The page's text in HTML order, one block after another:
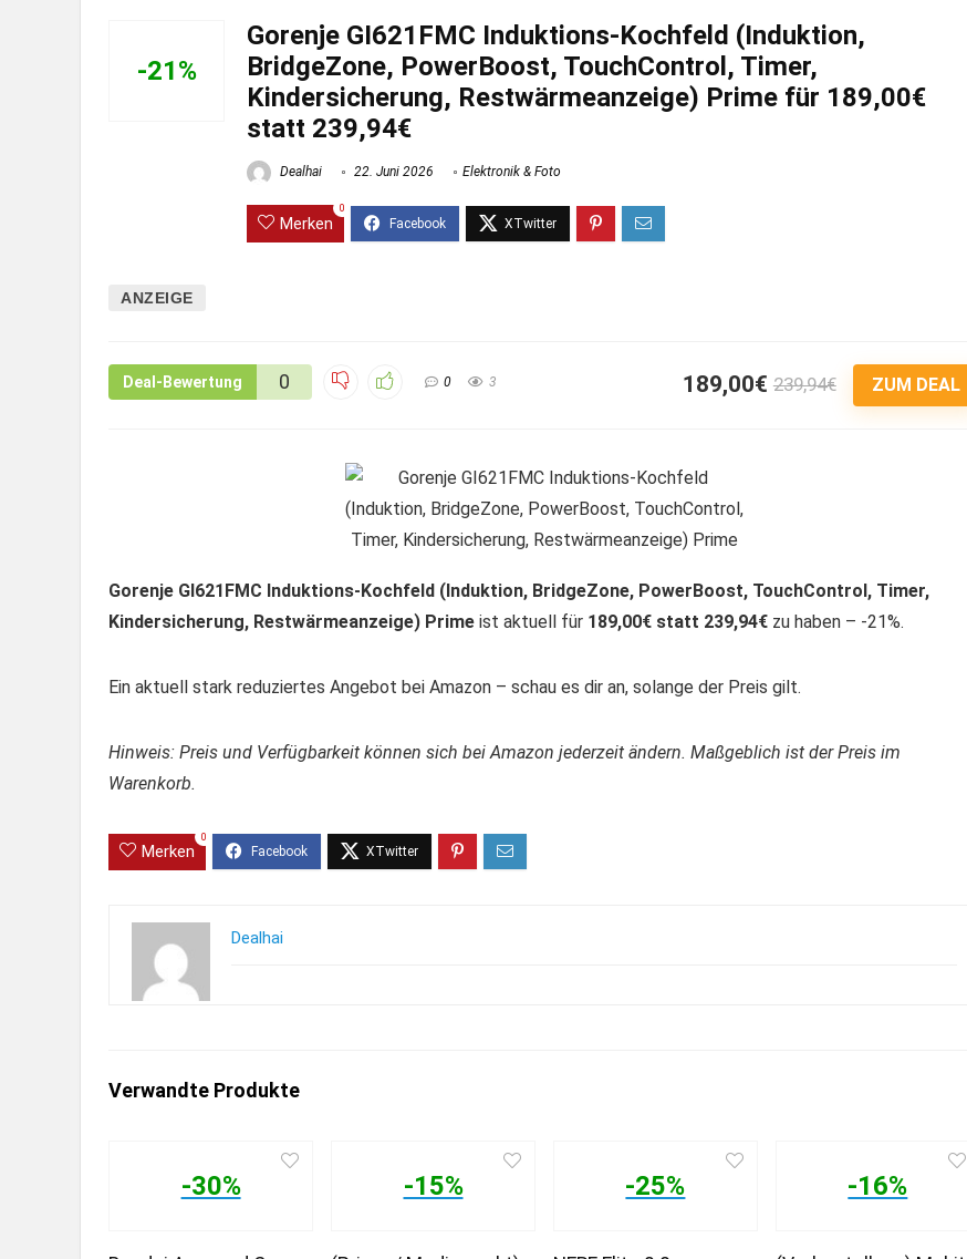
-21%
Gorenje GI621FMC Induktions-Kochfeld (Induktion,
BridgeZone, PowerBoost, TouchControl, Timer,
Kindersicherung, Restwärmeanzeige) Prime für 189,00€
statt 239,94€
Dealhai 22. Juni 2026 Elektronik & Foto
Merken
0
ANZEIGE
Deal-Bewertung 0 0 3 189,00€ 239,94€ ZUM DEAL
Gorenje GI621FMC Induktions-Kochfeld (Induktion, BridgeZone, PowerBoost, TouchControl, Timer,
Kindersicherung, Restwärmeanzeige) Prime ist aktuell für 189,00€ statt 239,94€ zu haben – -21%.
Ein aktuell stark reduziertes Angebot bei Amazon – schau es dir an, solange der Preis gilt.
Hinweis: Preis und Verfügbarkeit können sich bei Amazon jederzeit ändern. Maßgeblich ist der Preis im
Warenkorb.
Merken
0
Dealhai
Verwandte Produkte
-30% -15% -25% -16%